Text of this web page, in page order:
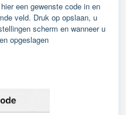
een gewenste code in en
veld. Druk op opslaan, u
scherm en wanneer u
opgeslagen